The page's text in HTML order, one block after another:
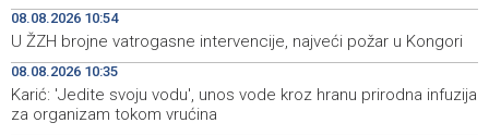
11:16
Zračna luka Split rekordna u Hrvatskoj sa 770 tisuća
putnika u srpnju
11:09
Svečani doček Zelenskog u Beogradu, u fokusu
razgovora odnosi Srbije i Ukrajine
08.08.2026 10:54
U ŽZH brojne vatrogasne intervencije, najveći požar u Kongori
08.08.2026 10:35
Karić: 'Jedite svoju vodu', unos vode kroz hranu prirodna infuzija
za organizam tokom vrućina